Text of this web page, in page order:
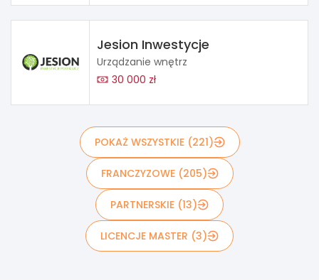
Jesion Inwestycje
Urządzanie wnętrz
30 000 zł
POKAŻ WSZYSTKIE (221)
FRANCZYZOWE (205)
PARTNERSKIE (13)
LICENCJE MASTER (3)